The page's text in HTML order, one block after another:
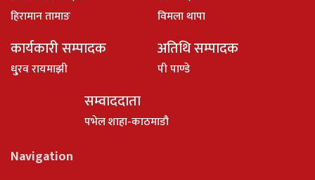
हिरामान तामाङ विमला थापा
कार्यकारी सम्पादक
धु्रव रायमाझी
अतिथि सम्पादक
पी पाण्डे
सम्वाददाता
पभेल शाहा-काठमाडौ
Navigation